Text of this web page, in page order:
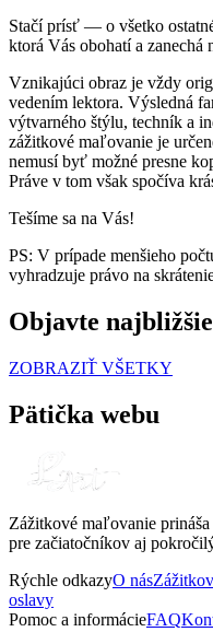
Stačí prísť — o všetko
ktorá Vás obohatí a zanechá
Vznikajúci obraz je vždy
vedením lektora. Výsledná
výtvarného štýlu, techník a
zážitkové maľovanie je
nemusí byť možné presne
Práve v tom však spočíva
Tešíme sa na Vás!
PS: V prípade menšieho
vyhradzuje právo na
Objavte
ZOBRAZIŤ VŠETKY
Pätička webu
Zážitkové maľovanie
pre začiatočníkov aj
Rýchle odkazyO nás
oslavy
Pomoc a informácieFAQ